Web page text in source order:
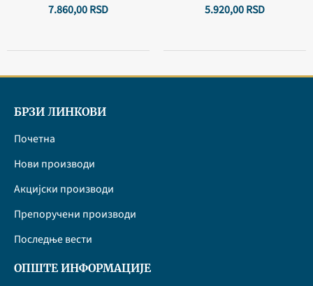
7.860,00RSD
5.920,00RSD
БРЗИ ЛИНКОВИ
Почетна
Нови производи
Акцијски производи
Препоручени производи
Последње вести
ОПШТЕ ИНФОРМАЦИЈЕ